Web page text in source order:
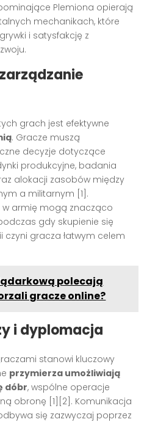
Plemiona opierają
mechanikach, które
i satysfakcję z
grach jest efektywne
. Gracze muszą
decyzje dotyczące
produkcyjne, badania
alokacji zasobów między
a militarnym [1].
w armię mogą znacząco
gdy skupienie się
czyni gracza łatwym celem
polecają
gracze online?
i dyplomacja
stanowi kluczowy
przymierza umożliwiają
dóbr, wspólne operacje
obronę [1][2]. Komunikacja
się zazwyczaj poprzez